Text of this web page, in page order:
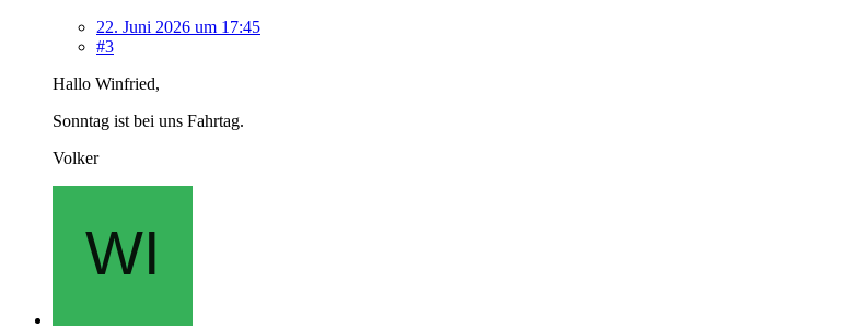
22. Juni 2026 um 17:45
#3
Hallo Winfried,
Sonntag ist bei uns Fahrtag.
Volker